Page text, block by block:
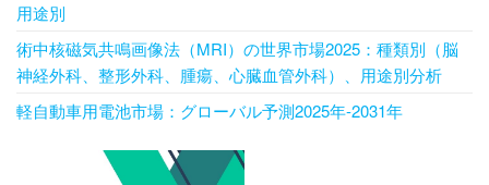
用途別
術中核磁気共鳴画像法（MRI）の世界市場2025：種類別（脳
神経外科、整形外科、腫瘍、心臓血管外科）、用途別分析
軽自動車用電池市場：グローバル予測2025年-2031年